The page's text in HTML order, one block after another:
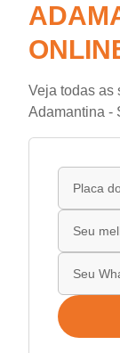
Veja todas as
Adamantina -